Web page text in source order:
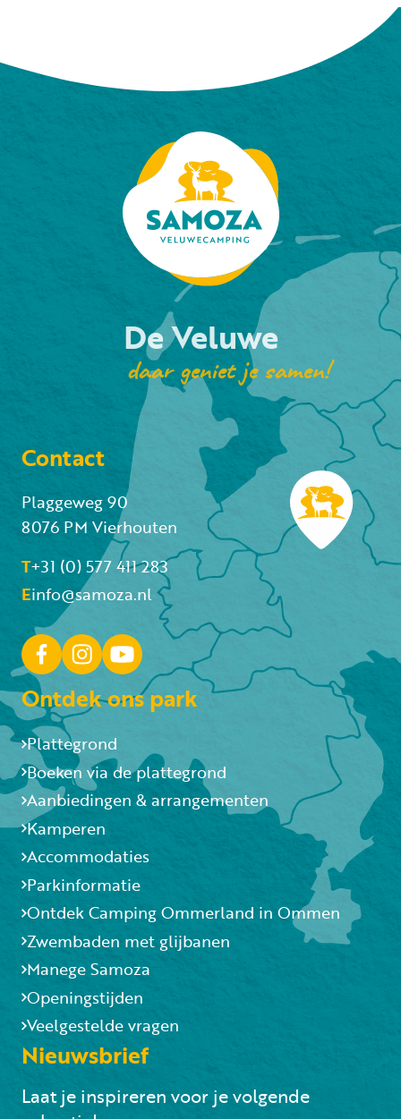
De Veluwe
daar geniet je samen!
Contact
Plaggeweg 90
8076 PM Vierhouten
T+31 (0) 577 411 283
Einfo@samoza.nl
Ontdek ons park
Plattegrond
Boeken via de plattegrond
Aanbiedingen & arrangementen
Kamperen
Accommodaties
Parkinformatie
Ontdek Camping Ommerland in Ommen
Zwembaden met glijbanen
Manege Samoza
Openingstijden
Veelgestelde vragen
Nieuwsbrief
Laat je inspireren voor je volgende